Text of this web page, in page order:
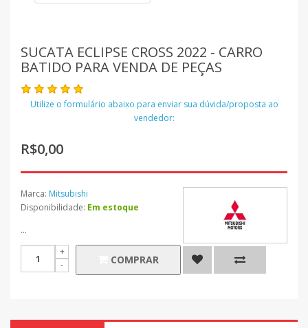
SUCATA ECLIPSE CROSS 2022 - CARRO
BATIDO PARA VENDA DE PEÇAS
Utilize o formulário abaixo para enviar sua dúvida/proposta ao
vendedor:
R$0,00
Marca: Mitsubishi
Disponibilidade: Em estoque
...
COMPRAR